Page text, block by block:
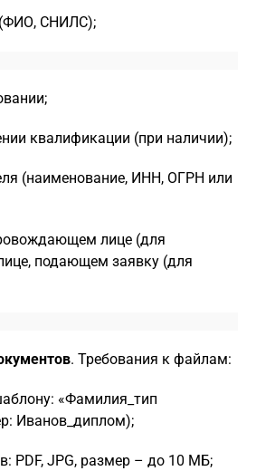
(ФИО, СНИЛС);
квалификации (при наличии);
(наименование, ИНН, ОГРН или
лице (для
подающем заявку (для
. Требования к файлам:
«Фамилия_тип
Иванов_диплом);
PDF, JPG, размер – до 10 МБ;